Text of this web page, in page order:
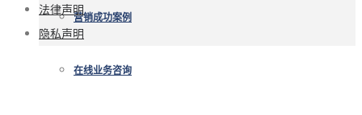
营销成功案例
在线业务咨询
法律声明
隐私声明